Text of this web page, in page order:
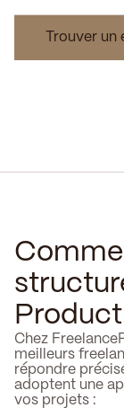
Trouver
Chez
meilleurs
répondre
adoptent une
vos projets :